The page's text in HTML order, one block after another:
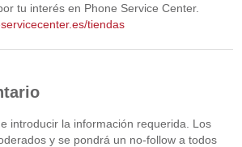
tu interés en Phone Service Center.
tiendas
introducir la información requerida. Los
y se pondrá un no-follow a todos